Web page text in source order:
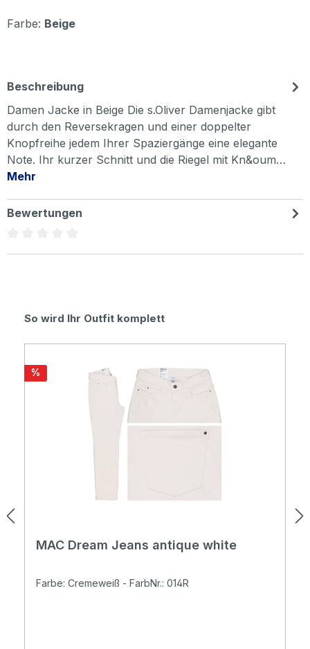
Farbe: Beige
Beschreibung
Damen Jacke in Beige Die s.Oliver Damenjacke gibt
durch den Reversekragen und einer doppelter
Knopfreihe jedem Ihrer Spaziergänge eine elegante
Note. Ihr kurzer Schnitt und die Riegel mit Kn&oum…
Mehr
Bewertungen
Produktgalerie überspringen
So wird Ihr Outfit komplett
Rabatt
%
MAC Dream Jeans antique white
Farbe: Cremeweiß - FarbNr.: 014R